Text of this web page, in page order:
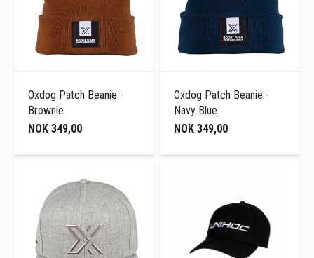
Oxdog Patch Beanie -
Brownie
NOK 349,00
Oxdog Patch Beanie -
Navy Blue
NOK 349,00